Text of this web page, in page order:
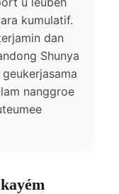
kumulatif.
dan
Shunya
nanggroe